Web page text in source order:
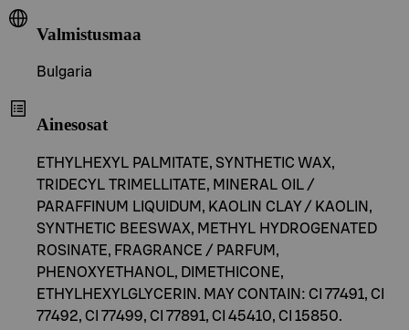
Valmistusmaa
Bulgaria
Ainesosat
ETHYLHEXYL PALMITATE, SYNTHETIC WAX,
TRIDECYL TRIMELLITATE, MINERAL OIL /
PARAFFINUM LIQUIDUM, KAOLIN CLAY / KAOLIN,
SYNTHETIC BEESWAX, METHYL HYDROGENATED
ROSINATE, FRAGRANCE / PARFUM,
PHENOXYETHANOL, DIMETHICONE,
ETHYLHEXYLGLYCERIN. MAY CONTAIN: CI 77491, CI
77492, CI 77499, CI 77891, CI 45410, CI 15850.